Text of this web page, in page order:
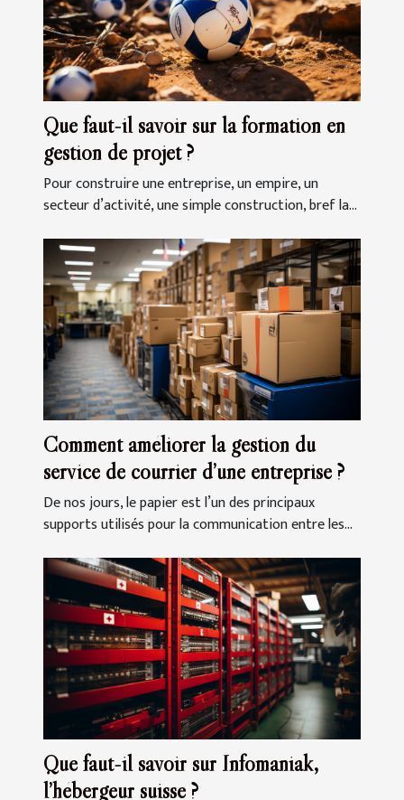
Que faut-il savoir sur la formation en
gestion de projet ?
Pour construire une entreprise, un empire, un
secteur d’activité, une simple construction, bref la...
Comment améliorer la gestion du
service de courrier d’une entreprise ?
De nos jours, le papier est l’un des principaux
supports utilisés pour la communication entre les...
Que faut-il savoir sur Infomaniak,
l’hébergeur suisse ?